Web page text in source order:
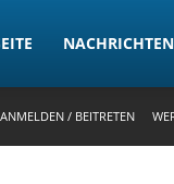
NACHRICHTEN
ANMELDEN / BEITRETEN